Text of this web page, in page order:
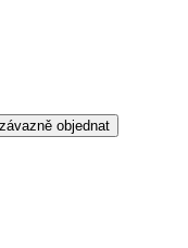
objednat